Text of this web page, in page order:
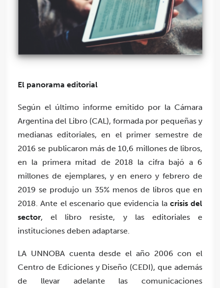
El panorama editorial
Según el último informe emitido por la Cámara
Argentina del Libro (CAL), formada por pequeñas y
medianas editoriales, en el primer semestre de
2016 se publicaron más de 10,6 millones de libros,
en la primera mitad de 2018 la cifra bajó a 6
millones de ejemplares, y en enero y febrero de
2019 se produjo un 35% menos de libros que en
2018. Ante el escenario que evidencia lacrisis del
sector, el libro resiste, y las editoriales e
instituciones deben adaptarse.
LA UNNOBA cuenta desde el año 2006 con el
Centro de Ediciones y Diseño (CEDI), que además
de llevar adelante las comunicaciones